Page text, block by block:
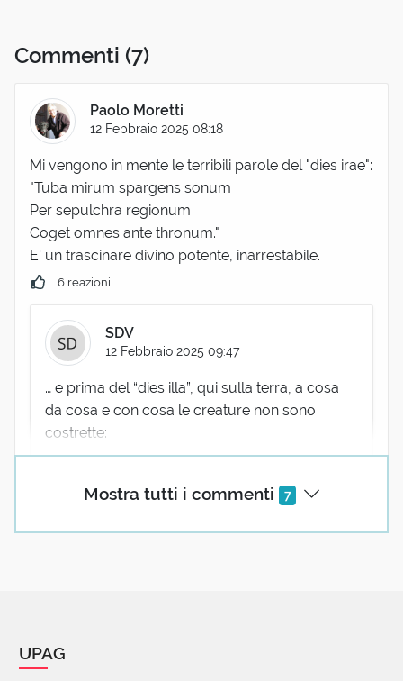
Commenti (7)
Mostra tutti i commenti 7
Paolo Moretti
12 Febbraio 2025 08:18
Mi vengono in mente le terribili parole del "dies irae":
"Tuba mirum spargens sonum
Per sepulchra regionum
Coget omnes ante thronum."
E' un trascinare divino potente, inarrestabile.
6 reazioni
SDV
12 Febbraio 2025 09:47
… e prima del “dies illa”, qui sulla terra, a cosa
da cosa e con cosa le creature non sono
costrette:
sacra fames!»
…e con la guerra costringere alla guerra, (in
UPAG